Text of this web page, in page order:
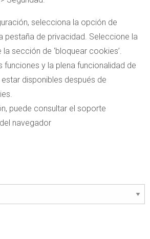
selecciona la opción de
pestaña de privacidad. Seleccione la
sección de ‘bloquear cookies’.
funciones y la plena funcionalidad de
disponibles después de
puede consultar el soporte
navegador